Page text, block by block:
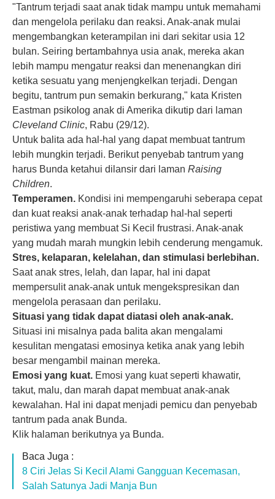
"Tantrum terjadi saat anak tidak mampu untuk memahami
dan mengelola perilaku dan reaksi. Anak-anak mulai
mengembangkan keterampilan ini dari sekitar usia 12
bulan. Seiring bertambahnya usia anak, mereka akan
lebih mampu mengatur reaksi dan menenangkan diri
ketika sesuatu yang menjengkelkan terjadi. Dengan
begitu, tantrum pun semakin berkurang," kata Kristen
Eastman psikolog anak di Amerika dikutip dari laman
Cleveland Clinic, Rabu (29/12).
Untuk balita ada hal-hal yang dapat membuat tantrum
lebih mungkin terjadi. Berikut penyebab tantrum yang
harus Bunda ketahui dilansir dari laman Raising
Children.
Temperamen. Kondisi ini mempengaruhi seberapa cepat
dan kuat reaksi anak-anak terhadap hal-hal seperti
peristiwa yang membuat Si Kecil frustrasi. Anak-anak
yang mudah marah mungkin lebih cenderung mengamuk.
Stres, kelaparan, kelelahan, dan stimulasi berlebihan.
Saat anak stres, lelah, dan lapar, hal ini dapat
mempersulit anak-anak untuk mengekspresikan dan
mengelola perasaan dan perilaku.
Situasi yang tidak dapat diatasi oleh anak-anak.
Situasi ini misalnya pada balita akan mengalami
kesulitan mengatasi emosinya ketika anak yang lebih
besar mengambil mainan mereka.
Emosi yang kuat. Emosi yang kuat seperti khawatir,
takut, malu, dan marah dapat membuat anak-anak
kewalahan. Hal ini dapat menjadi pemicu dan penyebab
tantrum pada anak Bunda.
Klik halaman berikutnya ya Bunda.
Baca Juga :
8 Ciri Jelas Si Kecil Alami Gangguan Kecemasan,
Salah Satunya Jadi Manja Bun